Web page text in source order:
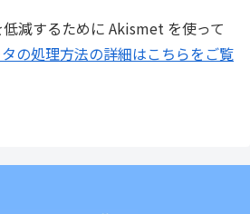
減するために Akismet を使って
の処理方法の詳細はこちらをご覧